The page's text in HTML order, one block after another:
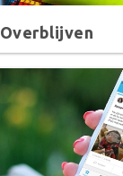
Overblijven